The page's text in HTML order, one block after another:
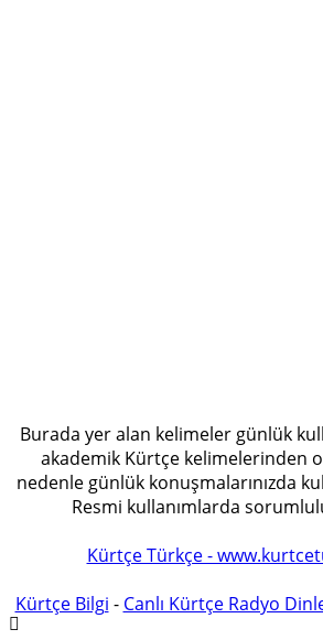
Burada yer alan kelimeler günlük
akademik Kürtçe kelimelerinden
nedenle günlük konuşmalarınızda
Resmi kullanımlarda
Kürtçe Türkçe -
Kürtçe Bilgi - Canlı Kürtçe Radyo